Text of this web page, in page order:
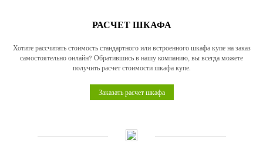
РАСЧЕТ ШКАФА
Хотите рассчитать стоимость стандартного или встроенного шкафа купе на заказ
самостоятельно онлайн? Обратившись в нашу компанию, вы всегда можете
получить расчет стоимости шкафа купе.
Заказать расчет шкафа